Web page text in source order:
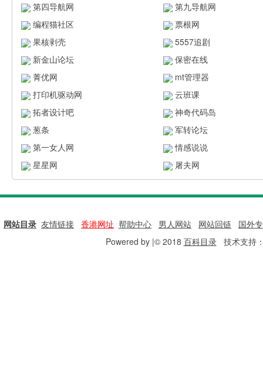
第四导航网
第九导航网
编程猫社区
票根网
果核剥壳
5557追剧
新金山论坛
保密在线
菁优网
mt管理器
打印机驱动网
云班课
拓者设计吧
神奇代码岛
葱条
军转论坛
第一女人网
情感说说
星星网
屠夫网
网站目录 友情链接 香港网址 帮助中心 男人网站 网站回链
国外
Powered by |© 2018 百科目录技术支持